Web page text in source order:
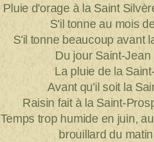
Pluie d'orage à la Saint
S'il tonne au mois
S'il tonne beaucoup avant
Du jour Saint-
La pluie de la
Avant qu'il soit la
Raisin fait à la Saint-
Temps trop humide en juin,
brouillard du